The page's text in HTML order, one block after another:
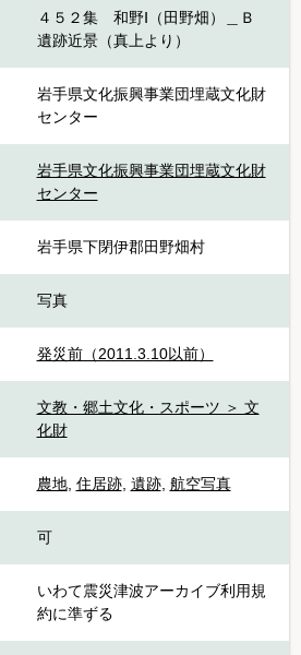
４５２集 和野Ⅰ（田野畑）＿Ｂ
遺跡近景（真上より）
岩手県文化振興事業団埋蔵文化財
センター
岩手県文化振興事業団埋蔵文化財
センター
岩手県下閉伊郡田野畑村
写真
発災前（2011.3.10以前）
文教・郷土文化・スポーツ ＞ 文
化財
農地, 住居跡, 遺跡, 航空写真
可
いわて震災津波アーカイブ利用規
約に準ずる